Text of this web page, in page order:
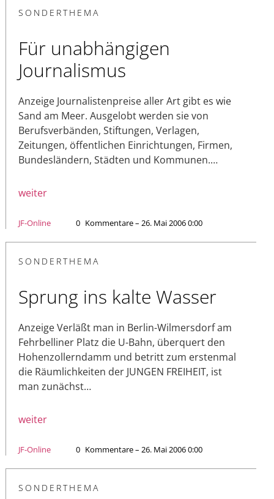
SONDERTHEMA
Für unabhängigen
Journalismus
Anzeige Journalistenpreise aller Art gibt es wie
Sand am Meer. Ausgelobt werden sie von
Berufsverbänden, Stiftungen, Verlagen,
Zeitungen, öffentlichen Einrichtungen, Firmen,
Bundesländern, Städten und Kommunen.…
weiter
JF-Online 0 Kommentare – 26. Mai 2006 0:00
SONDERTHEMA
Sprung ins kalte Wasser
Anzeige Verläßt man in Berlin-Wilmersdorf am
Fehrbelliner Platz die U-Bahn, überquert den
Hohenzollerndamm und betritt zum erstenmal
die Räumlichkeiten der JUNGEN FREIHEIT, ist
man zunächst…
weiter
JF-Online 0 Kommentare – 26. Mai 2006 0:00
SONDERTHEMA